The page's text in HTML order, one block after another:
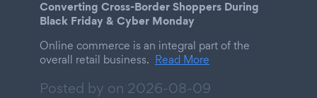
Converting Cross-Border Shoppers During
Black Friday & Cyber Monday
Online commerce is an integral part of the
overall retail business. Read More
Posted by on 2026-08-09